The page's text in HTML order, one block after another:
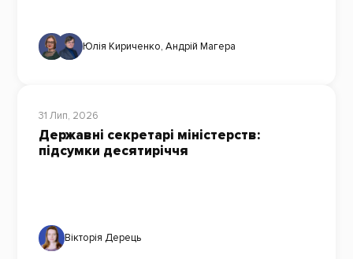
Юлія Кириченко, Андрій Магера
31 Лип, 2026
Державні секретарі міністерств:
підсумки десятиріччя
Вікторія Дерець